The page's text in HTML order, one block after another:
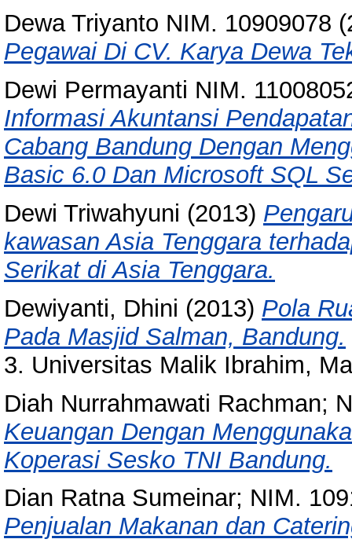
Dewa Triyanto NIM. 10909078
Pegawai Di CV. Karya Dewa
Dewi Permayanti NIM.
Informasi Akuntansi
Cabang Bandung Dengan
Basic 6.0 Dan Microsoft SQL
Dewi Triwahyuni (2013)
kawasan Asia Tenggara
Serikat di Asia Tenggara.
Dewiyanti, Dhini (2013) Pola
Pada Masjid Salman, Bandung.
3. Universitas Malik Ibrahim,
Diah Nurrahmawati Rachman;
Keuangan Dengan
Koperasi Sesko TNI Bandung.
Dian Ratna Sumeinar; NIM.
Penjualan Makanan dan